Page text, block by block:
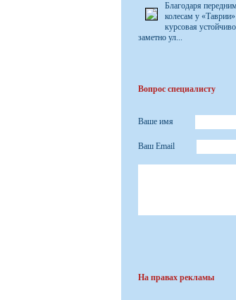
Благодаря
колесам у
курсовая
заметно ул...
Вопрос специалисту
Ваше имя
Ваш Email
На правах рекламы